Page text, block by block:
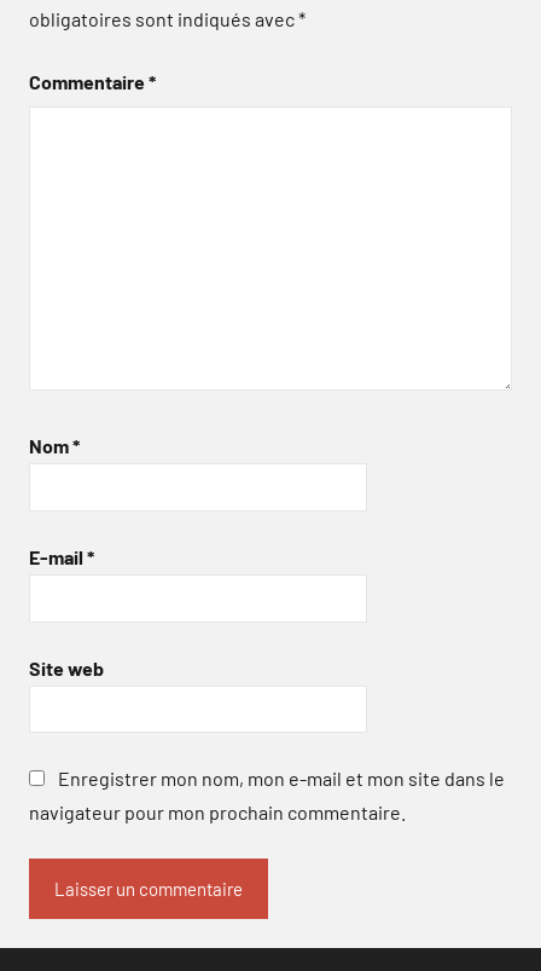
obligatoires sont indiqués avec*
Commentaire*
Nom*
E-mail *
Site web
Enregistrer mon nom, mon e-mail et mon site dans le
navigateur pour mon prochain commentaire.